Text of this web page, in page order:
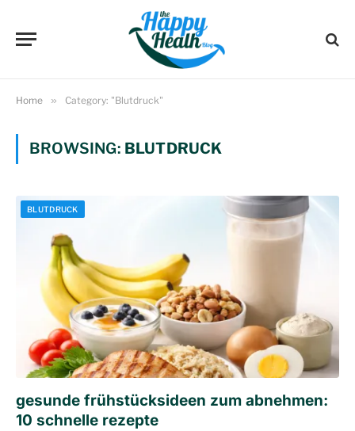
Home » Category: "Blutdruck"
BROWSING: BLUTDRUCK
BLUTDRUCK
gesunde frühstücksideen zum abnehmen:
10 schnelle rezepte